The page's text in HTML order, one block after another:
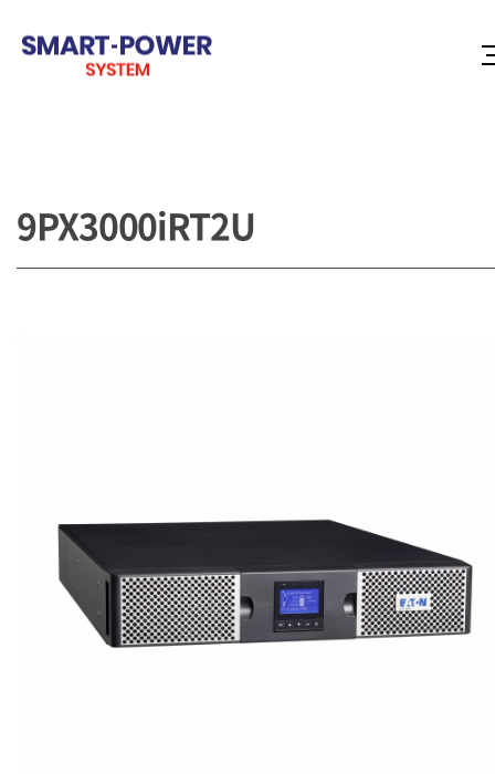
9PX3000iRT2U